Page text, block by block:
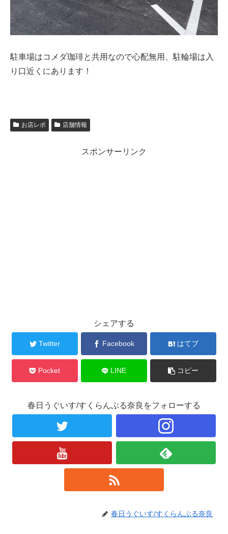
駐車場はコメダ珈琲と共用なので心配無用、駐輪場は入
り口近くにあります！
お店レポ 店舗情報
スポンサーリンク
シェアする
Twitter Facebook はてブ
Pocket LINE コピー
春日うぐいす/すくらんぶる奈良をフォローする
春日うぐいす/すくらんぶる奈良